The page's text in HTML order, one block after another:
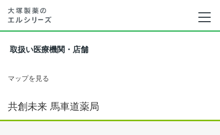
取扱い医療機関・店舗
マップを見る
共創未来 馬車道薬局